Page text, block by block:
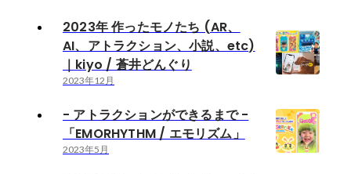
2023年 作ったモノたち (AR、
AI、アトラクション、小説、etc)
｜kiyo / 蒼井どんぐり
2023年12月
- アトラクションができるまで -
「EMORHYTHM / エモリズム」
2023年5月